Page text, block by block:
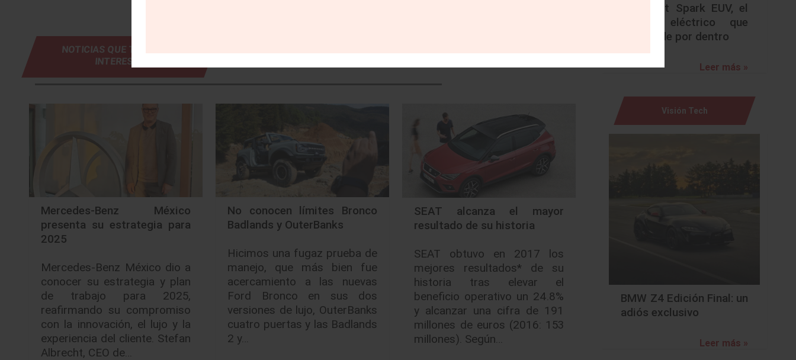
NOTICIAS QUE TE PUEDEN
INTERESAR
Mercedes-Benz México
presenta su estrategia para
2025
Mercedes-Benz México dio a
conocer su estrategia y plan
de trabajo para 2025,
reafirmando su compromiso
con la innovación, el lujo y la
experiencia del cliente. Stefan
Albrecht, CEO de…
No conocen límites Bronco
Badlands y OuterBanks
Hicimos una fugaz prueba de
manejo, que más bien fue
acercamiento a las nuevas
Ford Bronco en sus dos
versiones de lujo, OuterBanks
cuatro puertas y las Badlands
2 y…
SEAT alcanza el mayor
resultado de su historia
SEAT obtuvo en 2017 los
mejores resultados* de su
historia tras elevar el
beneficio operativo un 24.8%
y alcanzar una cifra de 191
millones de euros (2016: 153
millones). Según…
Chevrolet Spark EUV, el
urbano eléctrico que
sorprende por dentro
Leer más »
Visión Tech
BMW Z4 Edición Final: un
adiós exclusivo
Leer más »